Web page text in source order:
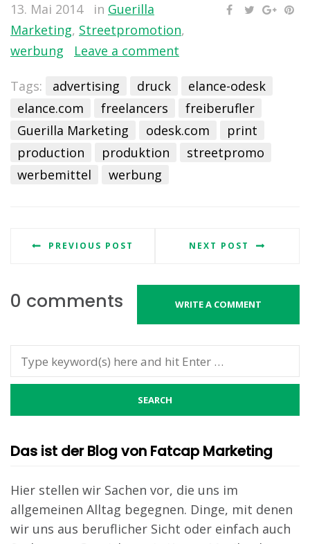
13. Mai 2014 in Guerilla
Marketing, Streetpromotion,
werbung
Leave a comment
Tags: advertising druck
elance-odesk
elance.com
freelancers
freiberufler
Guerilla Marketing
odesk.com
print
production
produktion
streetpromo
werbemittel
werbung
PREVIOUS POST NEXT POST
0 comments WRITE A COMMENT
Das ist der Blog von Fatcap Marketing
Hier stellen wir Sachen vor, die uns im
allgemeinen Alltag begegnen. Dinge, mit denen
wir uns aus beruflicher Sicht oder einfach auch